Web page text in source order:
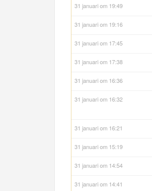
31 januari om 19:49
31 januari om 19:16
31 januari om 17:45
31 januari om 17:38
31 januari om 16:36
31 januari om 16:32
31 januari om 16:21
31 januari om 15:19
31 januari om 14:54
31 januari om 14:41